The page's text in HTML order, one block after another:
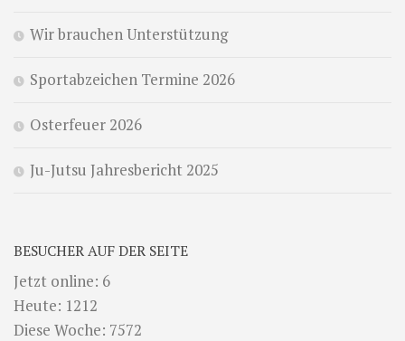
Wir brauchen Unterstützung
Sportabzeichen Termine 2026
Osterfeuer 2026
Ju-Jutsu Jahresbericht 2025
BESUCHER AUF DER SEITE
Jetzt online: 6
Heute: 1212
Diese Woche: 7572